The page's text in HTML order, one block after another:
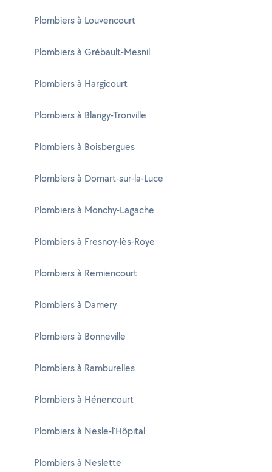
Plombiers à Louvencourt
Plombiers à Grébault-Mesnil
Plombiers à Hargicourt
Plombiers à Blangy-Tronville
Plombiers à Boisbergues
Plombiers à Domart-sur-la-Luce
Plombiers à Monchy-Lagache
Plombiers à Fresnoy-lès-Roye
Plombiers à Remiencourt
Plombiers à Damery
Plombiers à Bonneville
Plombiers à Ramburelles
Plombiers à Hénencourt
Plombiers à Nesle-l'Hôpital
Plombiers à Neslette